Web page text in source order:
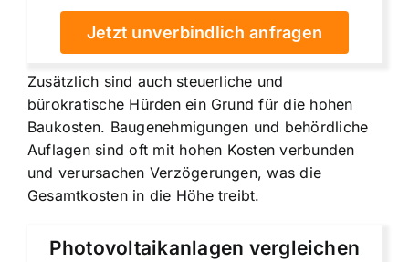
Jetzt unverbindlich anfragen
Zusätzlich sind auch steuerliche und
bürokratische Hürden ein Grund für die hohen
Baukosten. Baugenehmigungen und behördliche
Auflagen sind oft mit hohen Kosten verbunden
und verursachen Verzögerungen, was die
Gesamtkosten in die Höhe treibt.
Photovoltaikanlagen vergleichen